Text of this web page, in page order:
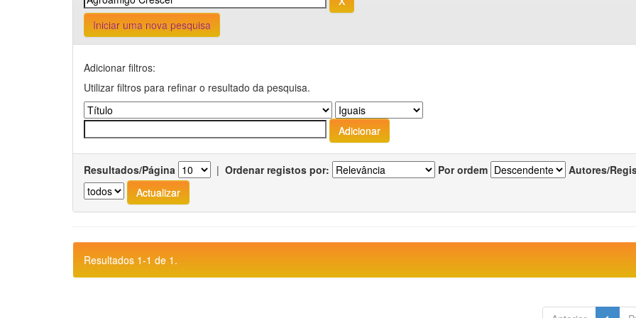
Iniciar uma nova pesquisa
Adicionar filtros:
Utilizar filtros para refinar o resultado da pesquisa.
Resultados/Página | Ordenar registos por: Por ordem Autores/
Resultados 1-1 de 1.